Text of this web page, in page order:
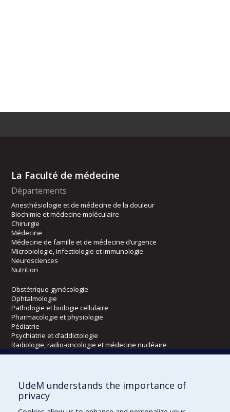
La Faculté de médecine
Départements
Anesthésiologie et de médecine de la douleur
Biochimie et médecine moléculaire
Chirurgie
Médecine
Médecine de famille et de médecine d’urgence
Microbiologie, infectiologie et immunologie
Neurosciences
Nutrition
Obstétrique-gynécologie
Ophtalmologie
Pathologie et biologie cellulaire
Pharmacologie et physiologie
Pédiatrie
Psychiatrie et d’addictologie
Radiologie, radio-oncologie et médecine nucléaire
Écoles
Kinésiologie et des sciences de l’activité physique
Orthophonie et audiologie
UdeM understands the importance of
privacy